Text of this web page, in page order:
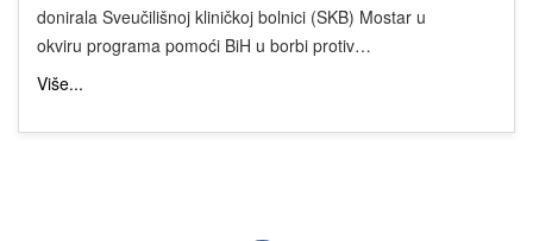
donirala Sveučilišnoj kliničkoj bolnici (SKB) Mostar u
okviru programa pomoći BiH u borbi protiv…
Više...